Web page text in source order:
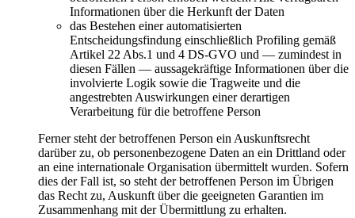
Informationen über die Herkunft der Daten
das Bestehen einer automatisierten
Entscheidungsfindung einschließlich Profiling gemäß
Artikel 22 Abs.1 und 4 DS-GVO und — zumindest in
diesen Fällen — aussagekräftige Informationen über die
involvierte Logik sowie die Tragweite und die
angestrebten Auswirkungen einer derartigen
Verarbeitung für die betroffene Person
Ferner steht der betroffenen Person ein Auskunftsrecht
darüber zu, ob personenbezogene Daten an ein Drittland oder
an eine internationale Organisation übermittelt wurden. Sofern
dies der Fall ist, so steht der betroffenen Person im Übrigen
das Recht zu, Auskunft über die geeigneten Garantien im
Zusammenhang mit der Übermittlung zu erhalten.